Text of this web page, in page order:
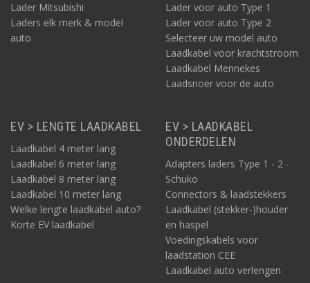
Lader Mitsubishi
Laders elk merk & model
auto
Lader voor auto Type 1
Lader voor auto Type 2
Selecteer uw model auto
Laadkabel voor krachtstroom
Laadkabel Mennekes
Laadsnoer voor de auto
EV > LENGTE LAADKABEL
Laadkabel 4 meter lang
Laadkabel 6 meter lang
Laadkabel 8 meter lang
Laadkabel 10 meter lang
Welke lengte laadkabel auto?
Korte EV laadkabel
EV > LAADKABEL
ONDERDELEN
Adapters laders Type 1 - 2 -
Schuko
Connectors & laadstekkers
Laadkabel (stekker-)houder
en haspel
Voedingskabels voor
laadstation CEE
Laadkabel auto verlengen